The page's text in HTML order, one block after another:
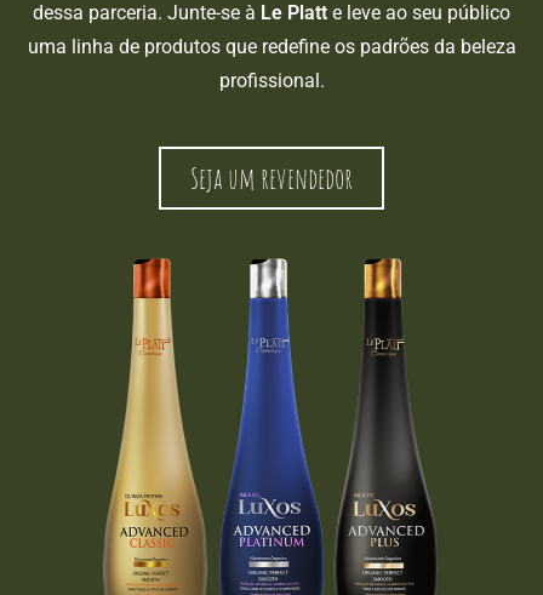
dessa parceria. Junte-se à Le Platt e leve ao seu público
uma linha de produtos que redefine os padrões da beleza
profissional.
Seja um revendedor